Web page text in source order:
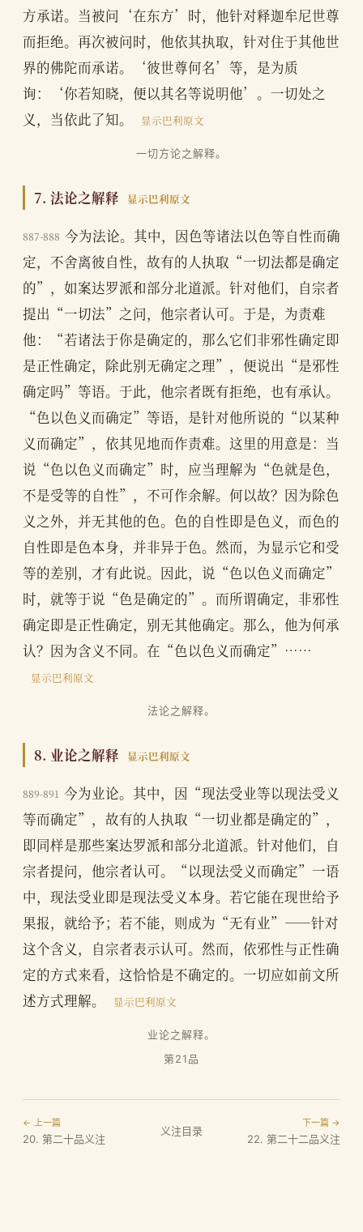
方承诺。当被问‘在东方’时，他针对释迦牟尼世尊
而拒绝。再次被问时，他依其执取，针对住于其他世
界的佛陀而承诺。‘彼世尊何名’等，是为质
询：‘你若知晓，便以其名等说明他’。一切处之
义，当依此了知。
显示巴利原文
一切方论之解释。
7. 法论之解释 显示巴利原文
887-888 今为法论。其中，因色等诸法以色等自性而确
定，不舍离彼自性，故有的人执取“一切法都是确定
的”，如案达罗派和部分北道派。针对他们，自宗者
提出“一切法”之问，他宗者认可。于是，为责难
他：“若诸法于你是确定的，那么它们非邪性确定即
是正性确定，除此别无确定之理”，便说出“是邪性
确定吗”等语。于此，他宗者既有拒绝，也有承认。
“色以色义而确定”等语，是针对他所说的“以某种
义而确定”，依其见地而作责难。这里的用意是：当
说“色以色义而确定”时，应当理解为“色就是色，
不是受等的自性”，不可作余解。何以故？因为除色
义之外，并无其他的色。色的自性即是色义，而色的
自性即是色本身，并非异于色。然而，为显示它和受
等的差别，才有此说。因此，说“色以色义而确定”
时，就等于说“色是确定的”。而所谓确定，非邪性
确定即是正性确定，别无其他确定。那么，他为何承
认？因为含义不同。在“色以色义而确定”……
显示巴利原文
法论之解释。
8. 业论之解释 显示巴利原文
889-891 今为业论。其中，因“现法受业等以现法受义
等而确定”，故有的人执取“一切业都是确定的”，
即同样是那些案达罗派和部分北道派。针对他们，自
宗者提问，他宗者认可。“以现法受义而确定”一语
中，现法受业即是现法受义本身。若它能在现世给予
果报，就给予；若不能，则成为“无有业”——针对
这个含义，自宗者表示认可。然而，依邪性与正性确
定的方式来看，这恰恰是不确定的。一切应如前文所
述方式理解。
显示巴利原文
业论之解释。
第21品
← 上一篇
20. 第二十品义注
义注目录
下一篇 →
22. 第二十二品义注